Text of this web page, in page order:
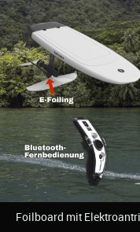
Foilboard mit